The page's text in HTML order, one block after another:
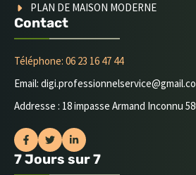
PLAN DE MAISON MODERNE
Contact
Téléphone: 06 23 16 47 44
Email:
Addresse : 18 impasse Armand Inconnu
7 Jours sur 7